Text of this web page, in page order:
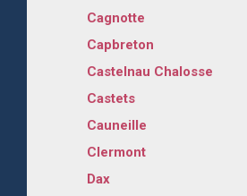
Cagnotte
Capbreton
Castelnau Chalosse
Castets
Cauneille
Clermont
Dax